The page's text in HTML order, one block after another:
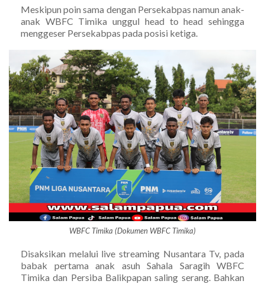
Meskipun poin sama dengan Persekabpas namun anak-
anak WBFC Timika unggul head to head sehingga
menggeser Persekabpas pada posisi ketiga.
WBFC Timika (Dokumen WBFC Timika)
Disaksikan melalui live streaming Nusantara Tv, pada
babak pertama anak asuh Sahala Saragih WBFC
Timika dan Persiba Balikpapan saling serang. Bahkan